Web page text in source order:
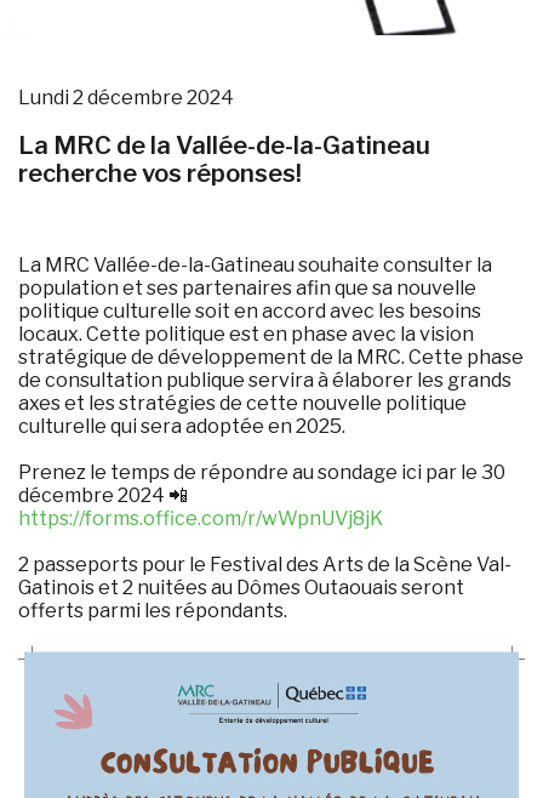
Lundi 2 décembre 2024
La MRC de la Vallée-de-la-Gatineau
recherche vos réponses!
La MRC Vallée-de-la-Gatineau souhaite consulter la
population et ses partenaires afin que sa nouvelle
politique culturelle soit en accord avec les besoins
locaux. Cette politique est en phase avec la vision
stratégique de développement de la MRC. Cette phase
de consultation publique servira à élaborer les grands
axes et les stratégies de cette nouvelle politique
culturelle qui sera adoptée en 2025.
Prenez le temps de répondre au sondage ici par le 30
décembre 2024 📲
https://forms.office.com/r/wWpnUVj8jK
2 passeports pour le Festival des Arts de la Scène Val-
Gatinois et 2 nuitées au Dômes Outaouais seront
offerts parmi les répondants.